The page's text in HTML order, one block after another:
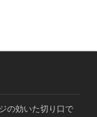
の効いた切り口で